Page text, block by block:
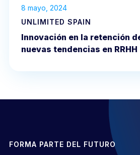
8 mayo, 2024
UNLIMITED SPAIN
Innovación en la retención
nuevas tendencias en RRHH
FORMA PARTE DEL FUTURO